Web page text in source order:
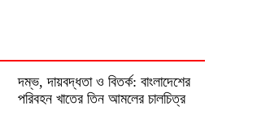
দম্ভ, দায়বদ্ধতা ও বিতর্ক: বাংলাদেশের
পরিবহন খাতের তিন আমলের চালচিত্র